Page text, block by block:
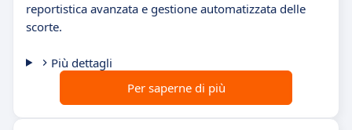
reportistica avanzata e gestione automatizzata delle
scorte.
Più dettagli
Per saperne di più